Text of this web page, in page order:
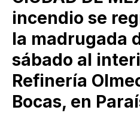
incendio se
la madrugada
sábado al
Refinería
Bocas, en